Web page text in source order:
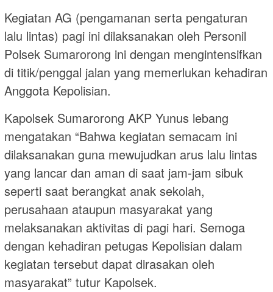
Kegiatan AG (pengamanan serta pengaturan
lalu lintas) pagi ini dilaksanakan oleh Personil
Polsek Sumarorong ini dengan mengintensifkan
di titik/penggal jalan yang memerlukan kehadiran
Anggota Kepolisian.
Kapolsek Sumarorong AKP Yunus lebang
mengatakan “Bahwa kegiatan semacam ini
dilaksanakan guna mewujudkan arus lalu lintas
yang lancar dan aman di saat jam-jam sibuk
seperti saat berangkat anak sekolah,
perusahaan ataupun masyarakat yang
melaksanakan aktivitas di pagi hari. Semoga
dengan kehadiran petugas Kepolisian dalam
kegiatan tersebut dapat dirasakan oleh
masyarakat” tutur Kapolsek.